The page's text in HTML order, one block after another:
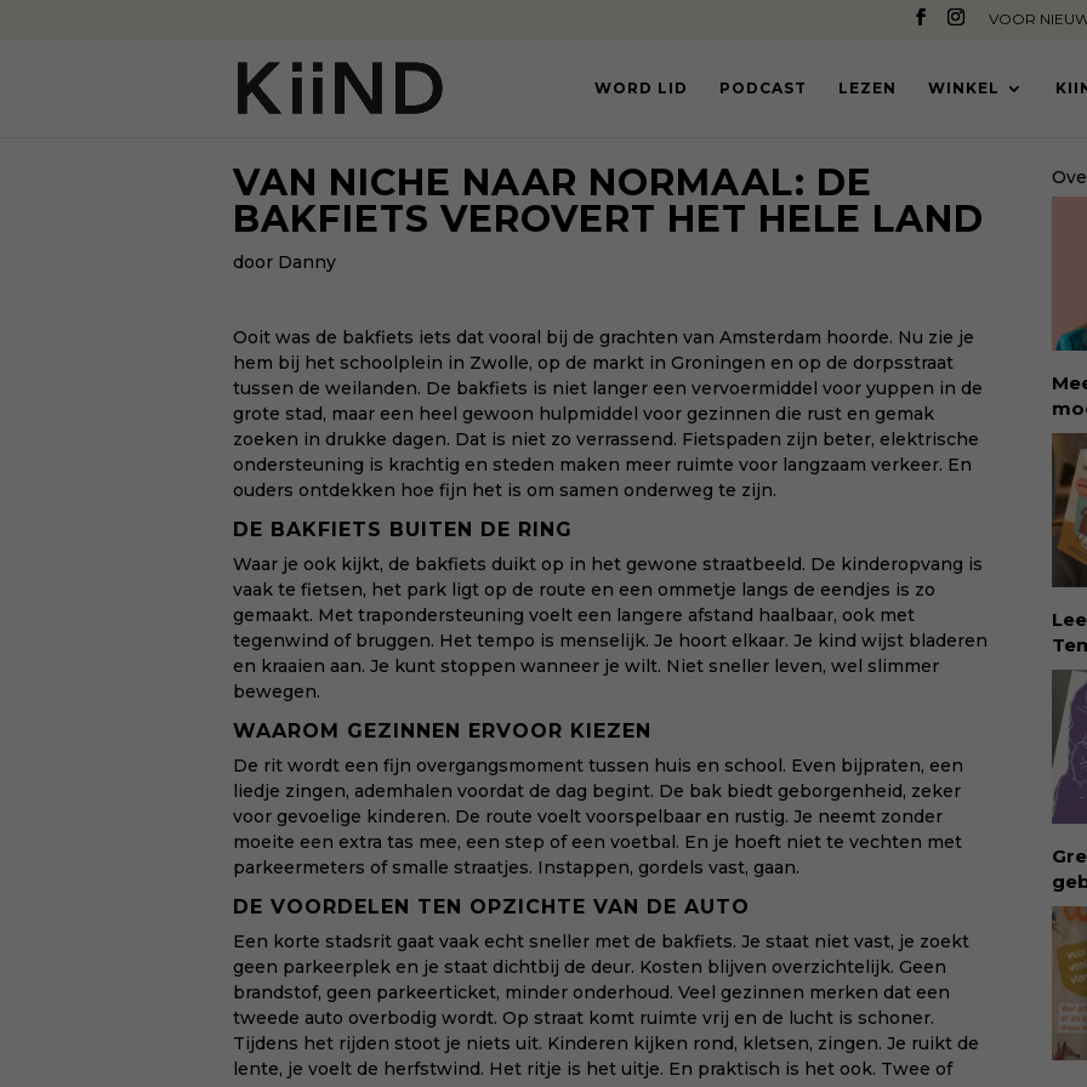
VOOR
WORD LID PODCAST LEZEN WINKEL
VAN NICHE NAAR NORMAAL: DE
BAKFIETS VEROVERT HET HELE LAND
door Danny
Ooit was de bakfiets iets dat vooral bij de grachten van Amsterdam hoorde. Nu zie je
hem bij het schoolplein in Zwolle, op de markt in Groningen en op de dorpsstraat
tussen de weilanden. De bakfiets is niet langer een vervoermiddel voor yuppen in de
grote stad, maar een heel gewoon hulpmiddel voor gezinnen die rust en gemak
zoeken in drukke dagen. Dat is niet zo verrassend. Fietspaden zijn beter, elektrische
ondersteuning is krachtig en steden maken meer ruimte voor langzaam verkeer. En
ouders ontdekken hoe fijn het is om samen onderweg te zijn.
DE BAKFIETS BUITEN DE RING
Waar je ook kijkt, de bakfiets duikt op in het gewone straatbeeld. De kinderopvang is
vaak te fietsen, het park ligt op de route en een ommetje langs de eendjes is zo
gemaakt. Met trapondersteuning voelt een langere afstand haalbaar, ook met
tegenwind of bruggen. Het tempo is menselijk. Je hoort elkaar. Je kind wijst bladeren
en kraaien aan. Je kunt stoppen wanneer je wilt. Niet sneller leven, wel slimmer
bewegen.
WAAROM GEZINNEN ERVOOR KIEZEN
De rit wordt een fijn overgangsmoment tussen huis en school. Even bijpraten, een
liedje zingen, ademhalen voordat de dag begint. De bak biedt geborgenheid, zeker
voor gevoelige kinderen. De route voelt voorspelbaar en rustig. Je neemt zonder
moeite een extra tas mee, een step of een voetbal. En je hoeft niet te vechten met
parkeermeters of smalle straatjes. Instappen, gordels vast, gaan.
DE VOORDELEN TEN OPZICHTE VAN DE AUTO
Een korte stadsrit gaat vaak echt sneller met de bakfiets. Je staat niet vast, je zoekt
geen parkeerplek en je staat dichtbij de deur. Kosten blijven overzichtelijk. Geen
brandstof, geen parkeerticket, minder onderhoud. Veel gezinnen merken dat een
tweede auto overbodig wordt. Op straat komt ruimte vrij en de lucht is schoner.
Tijdens het rijden stoot je niets uit. Kinderen kijken rond, kletsen, zingen. Je ruikt de
lente, je voelt de herfstwind. Het ritje is het uitje. En praktisch is het ook. Twee of
dé
via: